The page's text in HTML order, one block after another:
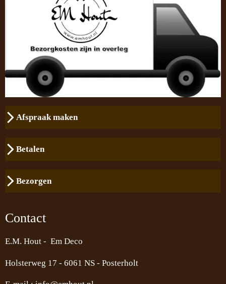
Afspraak maken
Betalen
Bezorgen
Contact
E.M. Hout - Em Deco
Holsterweg 17 - 6061 NS - Posterholt